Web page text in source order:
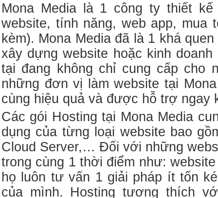
Mona Media là 1 công ty thiết
website, tính năng, web app, mua
kèm). Mona Media đã là 1 khá
xây dựng website hoặc kinh
tại đang không chỉ cung cấp cho
những đơn vị làm website tại
cùng hiệu quả và được hỗ trợ ngay
Các gói Hosting tại Mona Media
dụng của từng loại website bao
Cloud Server,… Đối với những
trong cùng 1 thời điểm như:
họ luôn tư vấn 1 giải pháp ít tốn
của mình. Hosting tương thích